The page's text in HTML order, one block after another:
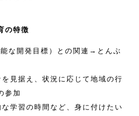
の特徴
な開発目標）との関連→とんぶ
を見据え、状況に応じて地域の行
参加
な学習の時間など、身に付けたい